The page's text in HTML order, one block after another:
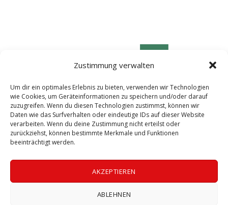
Zustimmung verwalten
Um dir ein optimales Erlebnis zu bieten, verwenden wir Technologien
wie Cookies, um Geräteinformationen zu speichern und/oder darauf
zuzugreifen. Wenn du diesen Technologien zustimmst, können wir
Daten wie das Surfverhalten oder eindeutige IDs auf dieser Website
verarbeiten. Wenn du deine Zustimmung nicht erteilst oder
zurückziehst, können bestimmte Merkmale und Funktionen
beeinträchtigt werden.
AKZEPTIEREN
ABLEHNEN
2026 LABOGEN by LABOklin Labor für klinische Diagnostik GmbH & Co.
Rights Reserved | Bild: Christine Masser | Die Aufnahme und